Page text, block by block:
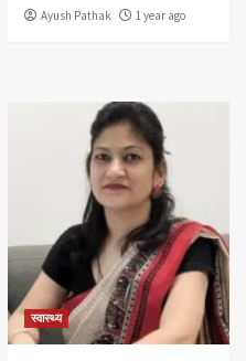
Ayush Pathak 1 year ago
स्वास्थ्य